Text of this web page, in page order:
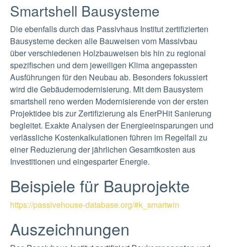
Smartshell Bausysteme
Die ebenfalls durch das Passivhaus Institut zertifizierten
Bausysteme decken alle Bauweisen vom Massivbau
über verschiedenen Holzbauweisen bis hin zu regional
spezifischen und dem jeweiligen Klima angepassten
Ausführungen für den Neubau ab. Besonders fokussiert
wird die Gebäudemodernisierung. Mit dem Bausystem
smartshell reno werden Modernisierende von der ersten
Projektidee bis zur Zertifizierung als EnerPHit Sanierung
begleitet. Exakte Analysen der Energieeinsparungen und
verlässliche Kostenkalkulationen führen im Regelfall zu
einer Reduzierung der jährlichen Gesamtkosten aus
Investitionen und eingesparter Energie.
Beispiele für Bauprojekte
https://passivehouse-database.org/#k_smartwin
Auszeichnungen